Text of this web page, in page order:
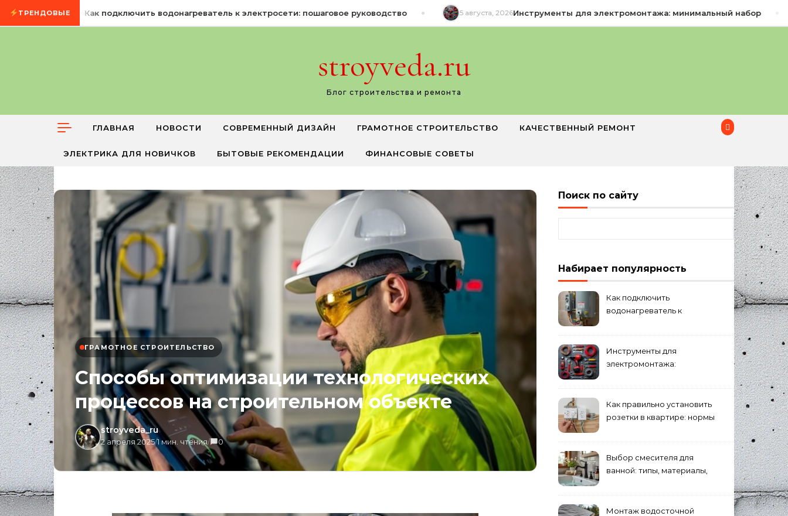
Промотать к содержимому
ТРЕНДОВЫЕ
5 августа, 2026 Как подключить водонагреватель к электросети: пошаговое руководство 5 августа, 2026Инструменты для электромонтажа: минимальный набор
stroyveda.ru
Блог строительства и ремонта
ГЛАВНАЯ НОВОСТИ СОВРЕМЕННЫЙ ДИЗАЙН ГРАМОТНОЕ СТРОИТЕЛЬСТВО КАЧЕСТВЕННЫЙ РЕМОНТ
ЭЛЕКТРИКА ДЛЯ НОВИЧКОВ БЫТОВЫЕ РЕКОМЕНДАЦИИ ФИНАНСОВЫЕ СОВЕТЫ
ГРАМОТНОЕ СТРОИТЕЛЬСТВО
Способы оптимизации технологических
процессов на строительном объекте
stroyveda_ru
2 апреля 2025/1 мин. чтения/ 0
Поиск по сайту
Набирает популярность
Как подключить
водонагреватель к
Инструменты для
электромонтажа:
Как правильно установить
розетки в квартире: нормы
Выбор смесителя для
ванной: типы, материалы,
Монтаж водосточной